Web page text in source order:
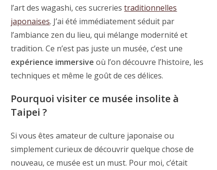
l’art des wagashi, ces sucreriestraditionnelles
japonaises. J’ai été immédiatement séduit par
l’ambiance zen du lieu, qui mélange modernité et
tradition. Ce n’est pas juste un musée, c’est une
expérience immersive où l’on découvre l’histoire, les
techniques et même le goût de ces délices.
Pourquoi visiter ce musée insolite à
Taipei ?
Si vous êtes amateur de culture japonaise ou
simplement curieux de découvrir quelque chose de
nouveau, ce musée est un must. Pour moi, c’était